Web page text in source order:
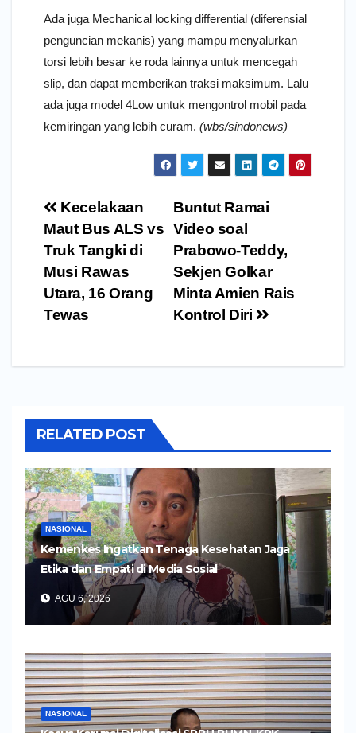
Ada juga Mechanical locking differential (diferensial
penguncian mekanis) yang mampu menyalurkan
torsi lebih besar ke roda lainnya untuk mencegah
slip, dan dapat memberikan traksi maksimum. Lalu
ada juga model 4Low untuk mengontrol mobil pada
kemiringan yang lebih curam. (wbs/sindonews)
Navigasi
pos
Buntut Ramai
Video soal
Prabowo-Teddy,
Sekjen Golkar
Minta Amien Rais
Kontrol Diri
Kecelakaan
Maut Bus ALS vs
Truk Tangki di
Musi Rawas
Utara, 16 Orang
Tewas
RELATED POST
NASIONAL
Kemenkes Ingatkan Tenaga Kesehatan Jaga
Etika dan Empati di Media Sosial
AGU 6, 2026
NASIONAL